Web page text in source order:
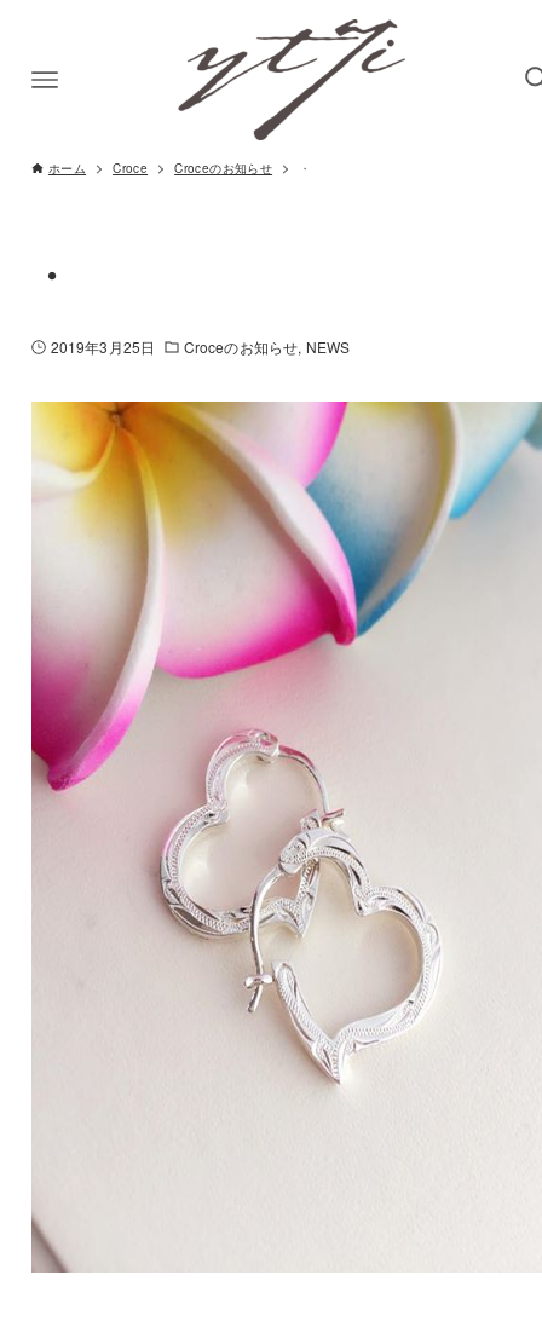
ホーム Croce Croceのお知らせ ・
・
2019年3月25日 Croceのお知らせ NEWS